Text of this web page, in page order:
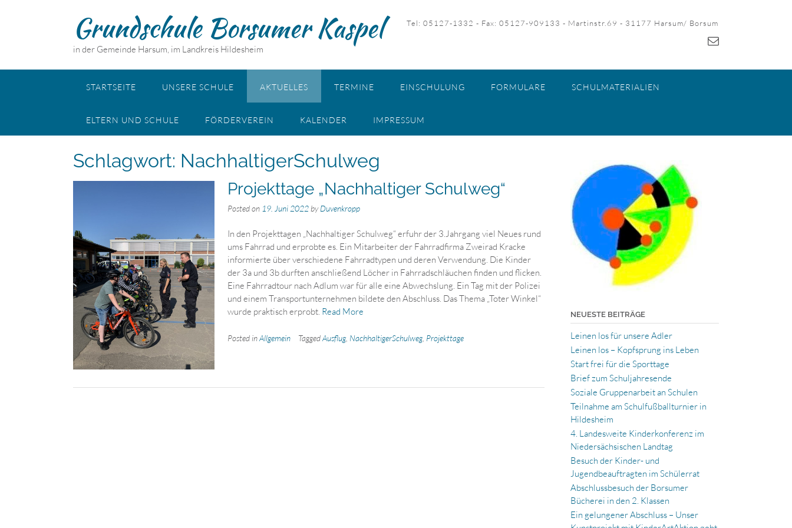
Grundschule Borsumer Kaspel
in der Gemeinde Harsum, im Landkreis Hildesheim
Tel: 05127-1332 - Fax: 05127-909133 - Martinstr.69 - 31177 Harsum/ Borsum
STARTSEITE UNSERE SCHULE AKTUELLES TERMINE EINSCHULUNG FORMULARE SCHULMATERIALIEN
ELTERN UND SCHULE FÖRDERVEREIN KALENDER IMPRESSUM
Schlagwort: NachhaltigerSchulweg
Projekttage „Nachhaltiger Schulweg“
Posted on 19. Juni 2022byDuvenkropp
In den Projekttagen „Nachhaltiger Schulweg“ erfuhr der 3.Jahrgang viel Neues rund
ums Fahrrad und erprobte es. Ein Mitarbeiter der Fahrradfirma Zweirad Kracke
informierte über verschiedene Fahrradtypen und deren Verwendung. Die Kinder
der 3a und 3b durften anschließend Löcher in Fahrradschläuchen finden und flicken.
Eine Fahrradtour nach Adlum war für alle eine Abwechslung. Ein Tag mit der Polizei
und einem Transportunternehmen bildete den Abschluss. Das Thema „Toter Winkel“
wurde praktisch erprobt. Read More
Posted inAllgemein TaggedAusflug, NachhaltigerSchulweg, Projekttage
NEUESTE BEITRÄGE
Leinen los für unsere Adler
Leinen los – Kopfsprung ins Leben
Start frei für die Sporttage
Brief zum Schuljahresende
Soziale Gruppenarbeit an Schulen
Teilnahme am Schulfußballturnier in
Hildesheim
4. Landesweite Kinderkonferenz im
Niedersächsischen Landtag
Besuch der Kinder- und
Jugendbeauftragten im Schülerrat
Abschlussbesuch der Borsumer
Bücherei in den 2. Klassen
Ein gelungener Abschluss – Unser